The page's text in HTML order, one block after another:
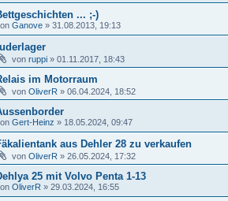
... ;-)
Ganove » 31.08.2013, 19:13
von ruppi » 01.11.2017, 18:43
im Motorraum
von OliverR » 06.04.2024, 18:52
Gert-Heinz » 18.05.2024, 09:47
aus Dehler 28 zu verkaufen
von OliverR » 26.05.2024, 17:32
25 mit Volvo Penta 1-13
OliverR » 29.03.2024, 16:55